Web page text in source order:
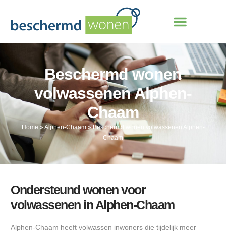
Beschermd wonen
volwassenen Alphen-
Chaam
Home »Alphen-Chaam»Beschermd wonen volwassenen Alphen-
Chaam
Ondersteund wonen voor
volwassenen in Alphen-Chaam
Alphen-Chaam heeft volwassen inwoners die tijdelijk meer